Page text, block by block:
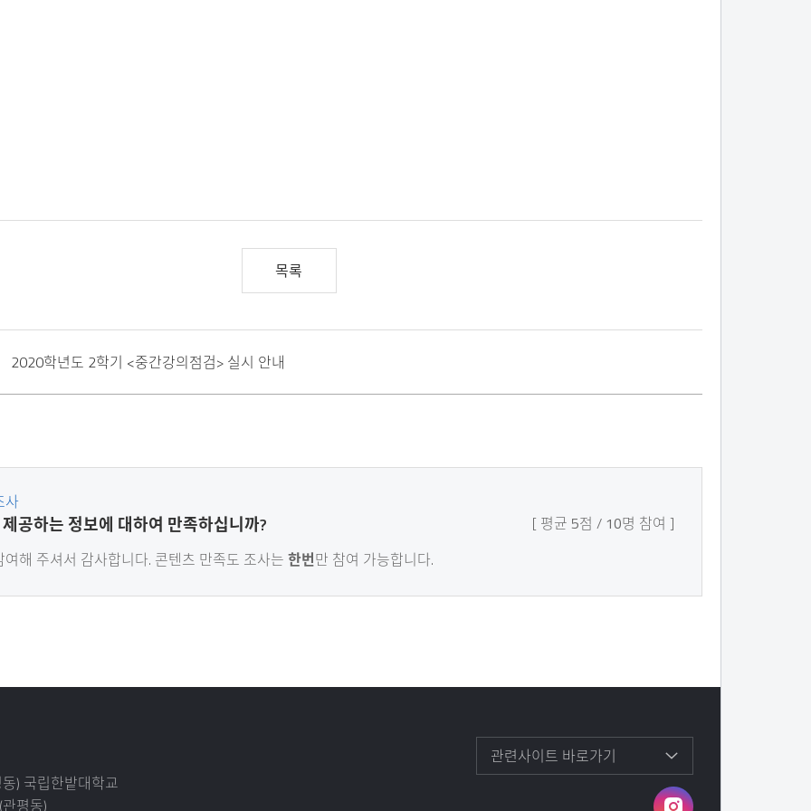
목록
2020학년도 2학기 <중간강의점검> 실시 안내
사
공하는 정보에 대하여 만족하십니까? 평균 5점 10명 참여
여해 주셔서 감사합니다. 콘텐츠 만족도 조사는 한번만 참여 가능합니다.
관련사이트 바로가기
) 국립한밭대학교
평동)